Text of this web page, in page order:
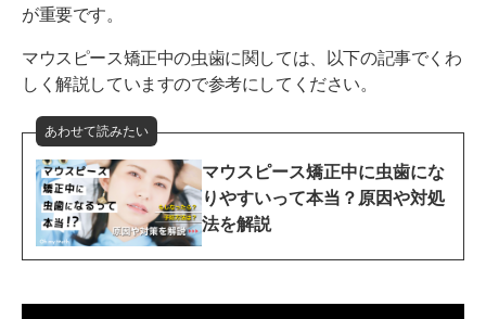
が重要です。
マウスピース矯正中の虫歯に関しては、以下の記事でくわ
しく解説していますので参考にしてください。
あわせて読みたい
マウスピース矯正中に虫歯にな
りやすいって本当？原因や対処
法を解説